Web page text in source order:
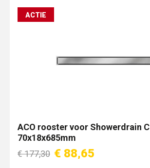
ACTIE
ACO rooster voor Showerdrain C
70x18x685mm
€ 177,30 € 88,65